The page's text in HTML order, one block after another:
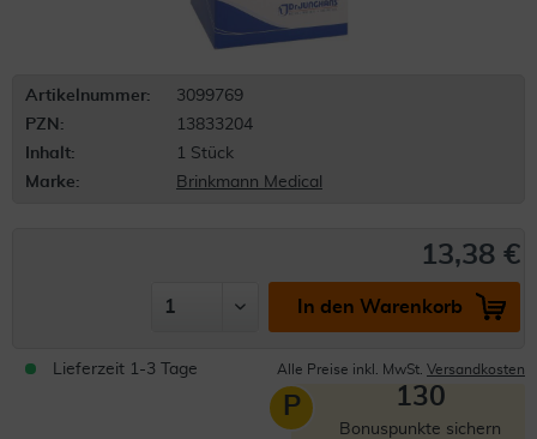
Artikelnummer:
3099769
PZN:
13833204
Inhalt:
1 Stück
Marke:
Brinkmann Medical
13,38 €
In den Warenkorb
Lieferzeit 1-3 Tage Alle Preise inkl. MwSt. Versandkosten
P 130
Bonuspunkte sichern